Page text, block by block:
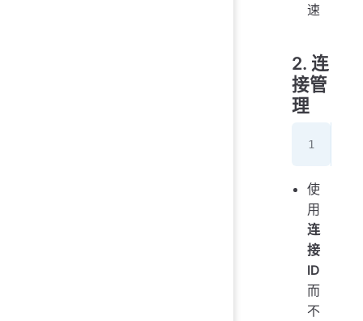
速
2. 连
接管
理
使
用
连
接
ID
而
不